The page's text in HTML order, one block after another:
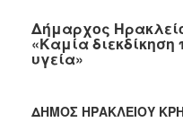
2022
2021
Δήμαρχος
«Καμία
υγεία»
ΔΗΜΟΣ ΗΡΑΚΛΕΙΟΥ